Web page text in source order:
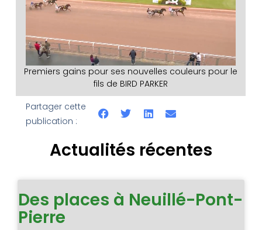
Premiers gains pour ses nouvelles couleurs pour le
fils de BIRD PARKER
Partager cette
publication :
Actualités récentes
Des places à Neuillé-Pont-
Pierre